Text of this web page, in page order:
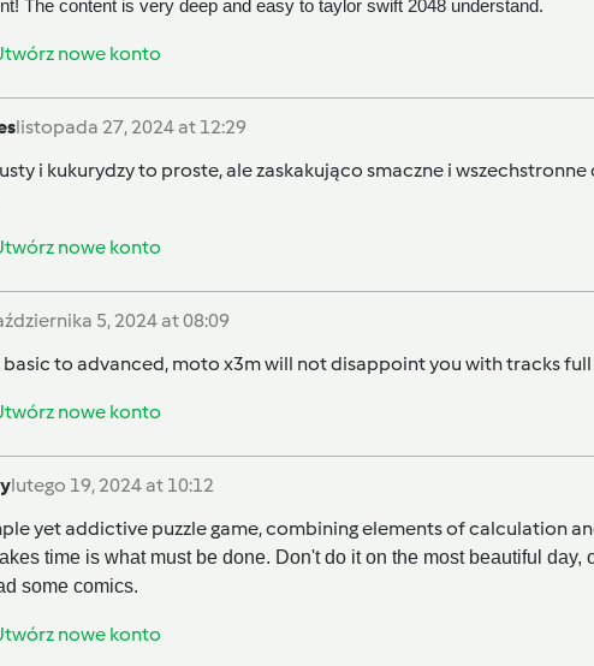
The content is very deep and easy to taylor swift 2048 understand.
nowe konto
listopada 27, 2024 at 12:29
i kukurydzy to proste, ale zaskakująco smaczne i
nowe konto
5, 2024 at 08:09
to advanced, moto x3mwill not disappoint you with tracks
nowe konto
lutego 19, 2024 at 10:12
yet addictive puzzle game, combining elements of calculation
time is what must be done. Don't do it on the most beautiful
some comics.
nowe konto